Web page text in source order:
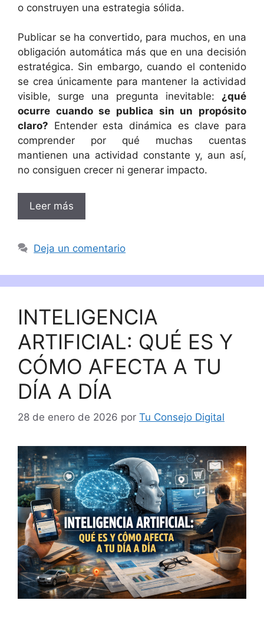
o construyen una estrategia sólida.
Publicar se ha convertido, para muchos, en una
obligación automática más que en una decisión
estratégica. Sin embargo, cuando el contenido
se crea únicamente para mantener la actividad
visible, surge una pregunta inevitable: ¿qué
ocurre cuando se publica sin un propósito
claro? Entender esta dinámica es clave para
comprender por qué muchas cuentas
mantienen una actividad constante y, aun así,
no consiguen crecer ni generar impacto.
Leer más
Deja un comentario
INTELIGENCIA
ARTIFICIAL: QUÉ ES Y
CÓMO AFECTA A TU
DÍA A DÍA
28 de enero de 2026 por Tu Consejo Digital